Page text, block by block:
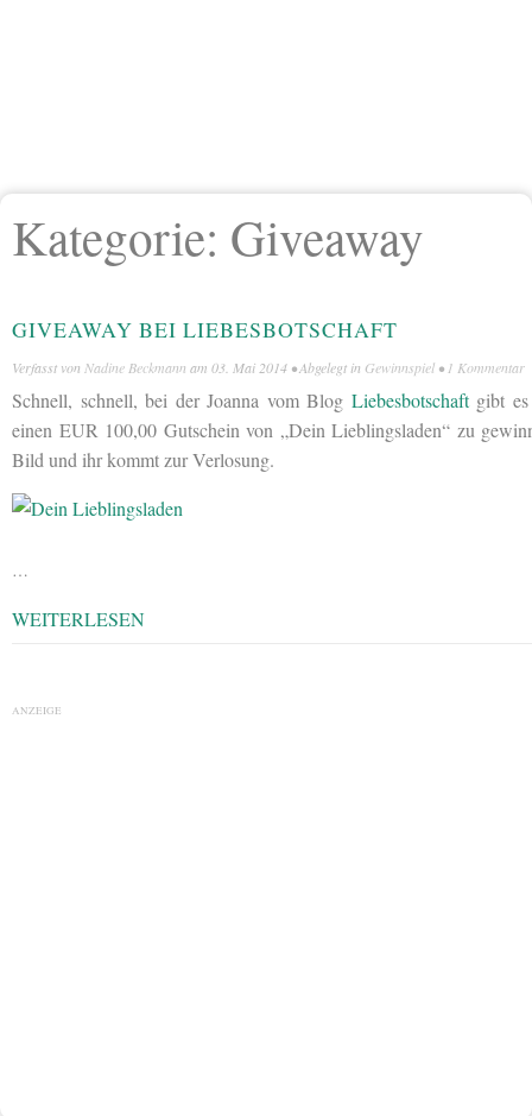
Kategorie: Giveaway
GIVEAWAY BEI LIEBESBOTSCHAFT
Verfasst von Nadine Beckmann am 03. Mai 2014 • Abgelegt in Gewinnspiel • 1 Kommentar
Schnell, schnell, bei der Joanna vom Blog Liebesbotschaftgibt es
einen EUR 100,00 Gutschein von „Dein Lieblingsladen“ zu
Bild und ihr kommt zur Verlosung.
…
WEITERLESEN
ANZEIGE